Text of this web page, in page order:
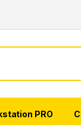
PRO